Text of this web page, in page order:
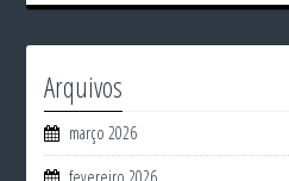
Arquivos
março 2026